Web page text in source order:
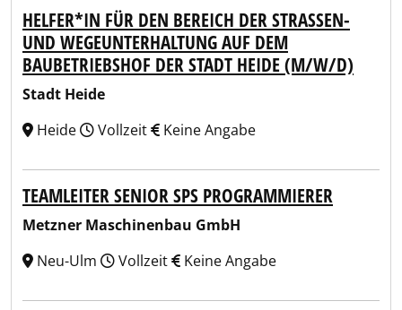
HELFER*IN FÜR DEN BEREICH DER STRASSEN- U
ND WEGEUNTERHALTUNG AUF DEM B
AUBETRIEBSHOF DER STADT HEIDE (M/W/D)
Stadt Heide
Heide
Vollzeit Keine Angabe
TEAMLEITER SENIOR SPS PROGRAMMIERER
Metzner Maschinenbau GmbH
Neu-Ulm
Vollzeit Keine Angabe